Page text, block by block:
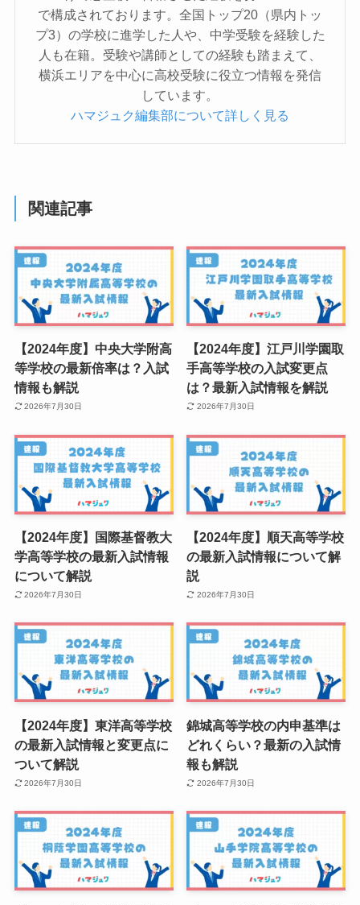
で構成されております。全国トップ20（県内トッ
プ3）の学校に進学した人や、中学受験を経験した
人も在籍。受験や講師としての経験も踏まえて、
横浜エリアを中心に高校受験に役立つ情報を発信
しています。
ハマジュク編集部について詳しく見る
関連記事
【2024年度】中央大学附高
等学校の最新倍率は？入試
情報も解説
2026年7月30日
【2024年度】江戸川学園取
手高等学校の入試変更点
は？最新入試情報を解説
2026年7月30日
【2024年度】国際基督教大
学高等学校の最新入試情報
について解説
2026年7月30日
【2024年度】順天高等学校
の最新入試情報について解
説
2026年7月30日
【2024年度】東洋高等学校
の最新入試情報と変更点に
ついて解説
2026年7月30日
錦城高等学校の内申基準は
どれくらい？最新の入試情
報も解説
2026年7月30日